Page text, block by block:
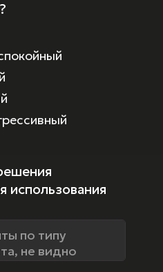
использования